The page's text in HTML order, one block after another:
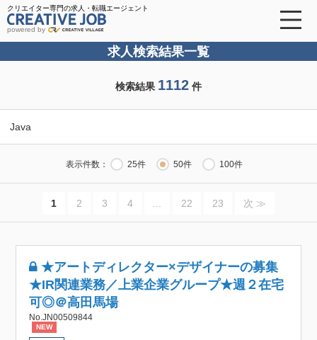
クリエイター専門の求人・転職エージェント
powered by
求人検索結果一覧
検索結果 1112 件
Java
表示件数： 25件 50件 100件
1 2 3 4 22 23 次 ≫
★アートディレクター×デザイナーの募集
★IR関連業務／上業企業グループ★週２在宅
可◎＠高田馬場
No.JN00509844
NEW